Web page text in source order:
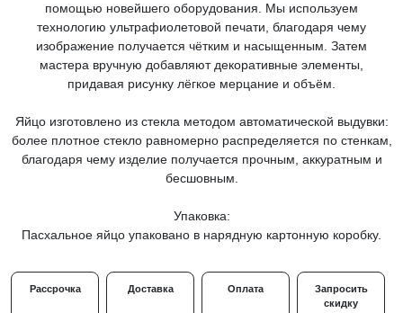
помощью новейшего оборудования. Мы используем
технологию ультрафиолетовой печати, благодаря чему
изображение получается чётким и насыщенным. Затем
мастера вручную добавляют декоративные элементы,
придавая рисунку лёгкое мерцание и объём.
Яйцо изготовлено из стекла методом автоматической выдувки:
более плотное стекло равномерно распределяется по стенкам,
благодаря чему изделие получается прочным, аккуратным и
бесшовным.
Упаковка:
Пасхальное яйцо упаковано в нарядную картонную коробку.
Рассрочка Доставка Оплата
Запросить
скидку